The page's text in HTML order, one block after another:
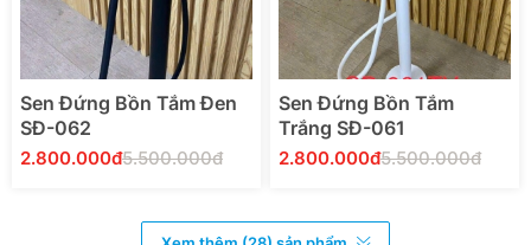
Sen Đứng Bồn Tắm Đen
SĐ-062
2.800.000đ5.500.000đ
Sen Đứng Bồn Tắm
Trắng SĐ-061
2.800.000đ5.500.000đ